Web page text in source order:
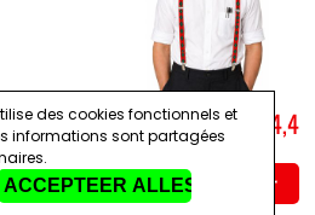
Bretelles à
imprimé carré
€ 4,4
Dans le panier
des cookies fonctionnels et
informations sont partagées